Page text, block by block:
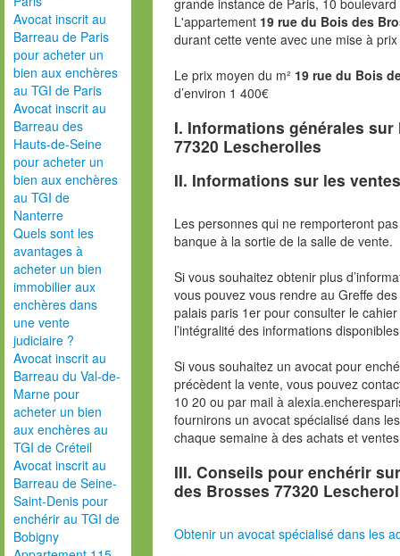
Avocat inscrit au
Barreau de Paris
pour acheter un
bien aux enchères
au TGI de Paris
Avocat inscrit au
Barreau des
Hauts-de-Seine
pour acheter un
bien aux enchères
au TGI de
Nanterre
Quels sont les
avantages à
acheter un bien
immobilier aux
enchères dans
une vente
judiciaire ?
Avocat inscrit au
Barreau du Val-de-
Marne pour
acheter un bien
aux enchères au
TGI de Créteil
Avocat inscrit au
Barreau de Seine-
Saint-Denis pour
enchérir au TGI de
Bobigny
grande instance de Paris, 10
L'appartement 19 rue du Bois des
durant cette vente avec une mise à
Le prix moyen du m² 19 rue du Bois
d’environ 1 400€
I. Informations générales
77320 Lescherolles
II. Informations sur les
Les personnes qui ne remporteront
banque à la sortie de la salle de vente.
Si vous souhaitez obtenir plus
vous pouvez vous rendre au Greffe
palais paris 1er pour consulter le
l’intégralité des informations
Si vous souhaitez un avocat pour
précèdent la vente, vous pouvez
10 20 ou par mail à
fournirons un avocat spécialisé dans
chaque semaine à des achats et
III. Conseils pour enchérir
des Brosses 77320
Obtenir un avocat spécialisé dans les